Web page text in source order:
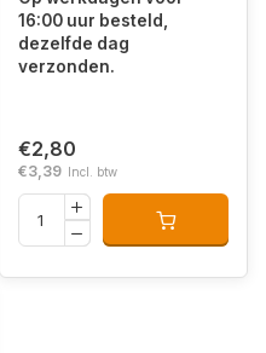
16:00 uur besteld,
dezelfde dag
verzonden.
€2,80
€3,39 Incl. btw